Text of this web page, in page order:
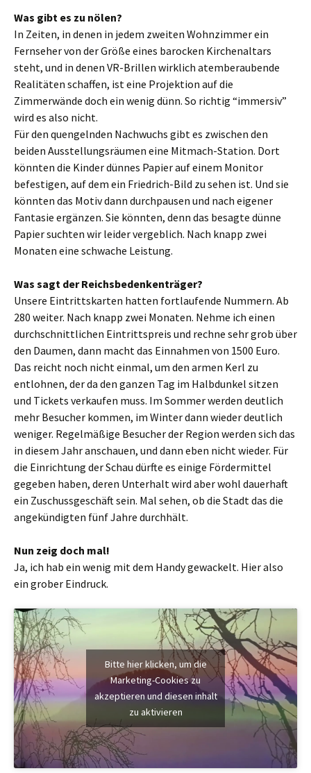
Was gibt es zu nölen?
In Zeiten, in denen in jedem zweiten Wohnzimmer ein
Fernseher von der Größe eines barocken Kirchenaltars
steht, und in denen VR-Brillen wirklich atemberaubende
Realitäten schaffen, ist eine Projektion auf die
Zimmerwände doch ein wenig dünn. So richtig “immersiv”
wird es also nicht.
Für den quengelnden Nachwuchs gibt es zwischen den
beiden Ausstellungsräumen eine Mitmach-Station. Dort
könnten die Kinder dünnes Papier auf einem Monitor
befestigen, auf dem ein Friedrich-Bild zu sehen ist. Und sie
könnten das Motiv dann durchpausen und nach eigener
Fantasie ergänzen. Sie könnten, denn das besagte dünne
Papier suchten wir leider vergeblich. Nach knapp zwei
Monaten eine schwache Leistung.
Was sagt der Reichsbedenkenträger?
Unsere Eintrittskarten hatten fortlaufende Nummern. Ab
280 weiter. Nach knapp zwei Monaten. Nehme ich einen
durchschnittlichen Eintrittspreis und rechne sehr grob über
den Daumen, dann macht das Einnahmen von 1500 Euro.
Das reicht noch nicht einmal, um den armen Kerl zu
entlohnen, der da den ganzen Tag im Halbdunkel sitzen
und Tickets verkaufen muss. Im Sommer werden deutlich
mehr Besucher kommen, im Winter dann wieder deutlich
weniger. Regelmäßige Besucher der Region werden sich das
in diesem Jahr anschauen, und dann eben nicht wieder. Für
die Einrichtung der Schau dürfte es einige Fördermittel
gegeben haben, deren Unterhalt wird aber wohl dauerhaft
ein Zuschussgeschäft sein. Mal sehen, ob die Stadt das die
angekündigten fünf Jahre durchhält.
Nun zeig doch mal!
Ja, ich hab ein wenig mit dem Handy gewackelt. Hier also
ein grober Eindruck.
Bitte hier klicken, um die
Marketing-Cookies zu
akzeptieren und diesen inhalt
zu aktivieren